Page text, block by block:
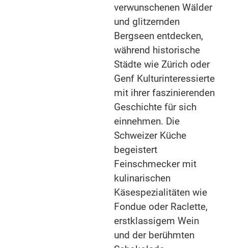
verwunschenen Wälder
und glitzernden
Bergseen entdecken,
während historische
Städte wie Zürich oder
Genf Kulturinteressierte
mit ihrer faszinierenden
Geschichte für sich
einnehmen. Die
Schweizer Küche
begeistert
Feinschmecker mit
kulinarischen
Käsespezialitäten wie
Fondue oder Raclette,
erstklassigem Wein
und der berühmten